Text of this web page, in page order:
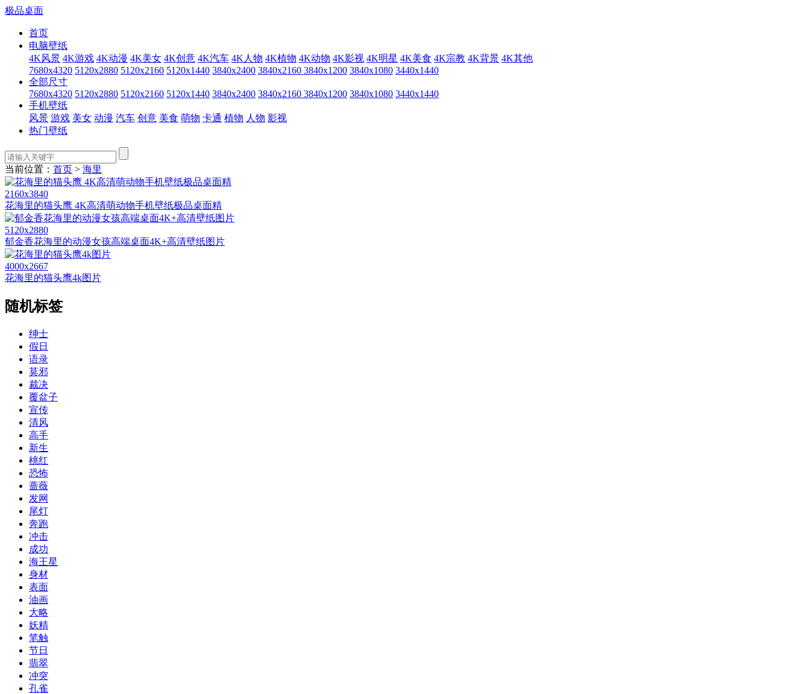
极品桌面
首页
电脑壁纸
4K风景 4K游戏 4K动漫 4K美女 4K创意 4K汽车 4K人物 4K植物 4K动物 4K影视 4K明星 4K美食 4K宗教 4K背景 4K其他
7680x4320 5120x2880 5120x2160 5120x1440 3840x2400 3840x2160 3840x1200 3840x1080 3440x1440
全部尺寸
7680x4320 5120x2880 5120x2160 5120x1440 3840x2400 3840x2160 3840x1200 3840x1080 3440x1440
手机壁纸
风景 游戏 美女 动漫 汽车 创意 美食 萌物 卡通 植物 人物 影视
热门壁纸
当前位置： 首页 > 海里
2160x3840
花海里的猫头鹰 4K高清萌动物手机壁纸极品桌面精
5120x2880
郁金香花海里的动漫女孩高端桌面4K+高清壁纸图片
4000x2667
花海里的猫头鹰4k图片
随机标签
绅士
假日
语录
莫邪
裁决
覆盆子
宣传
清风
高手
新生
桃红
恐怖
蔷薇
发网
尾灯
奔跑
冲击
成功
海王星
身材
表面
油画
大略
妖精
笔触
节日
翡翠
冲突
孔雀